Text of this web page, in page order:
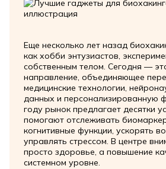
Еще несколько лет назад
как хобби энтузиастов,
собственным телом. Сегодня —
направление, объединяющее
медицинские технологии,
данных и персонализированную
году рынок предлагает десятки
помогают отслеживать
когнитивные функции, ускорять
управлять стрессом. В центре
просто здоровье, а повышение
системном уровне.